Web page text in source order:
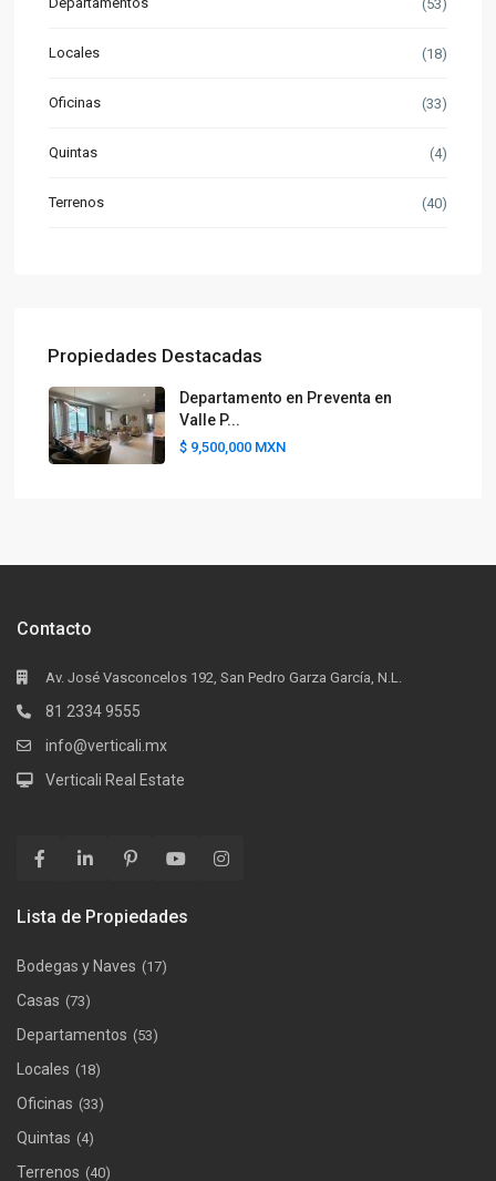
(53)
Locales (18)
Oficinas (33)
Quintas (4)
Terrenos (40)
Propiedades Destacadas
Departamento en Preventa en
Valle P...
$ 9,500,000 MXN
Contacto
Av. José Vasconcelos 192, San Pedro Garza García, N.L.
81 2334 9555
info@verticali.mx
Verticali Real Estate
Lista de Propiedades
Bodegas y Naves (17)
Casas (73)
Departamentos (53)
Locales (18)
Oficinas (33)
Quintas (4)
Terrenos (40)